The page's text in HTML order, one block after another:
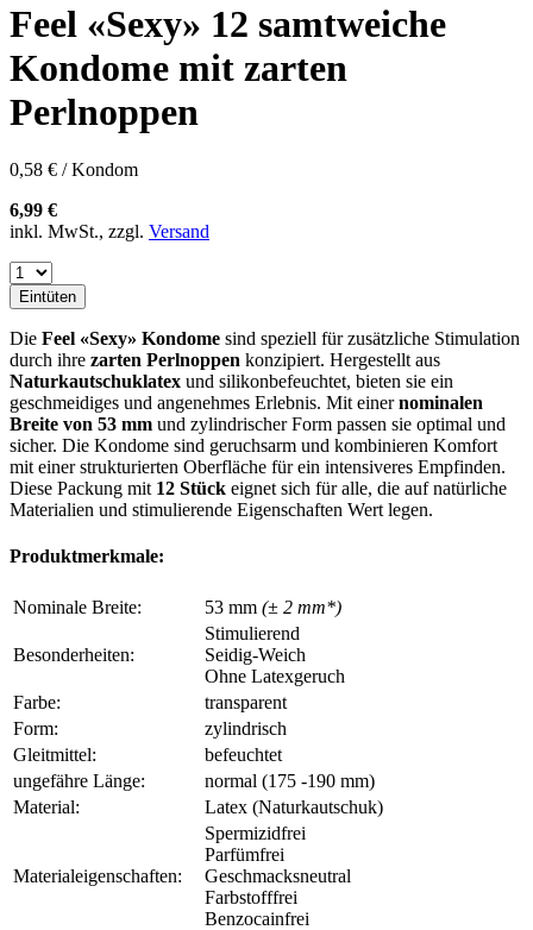
Feel «Sexy» 12 samtweiche
Kondome mit zarten
Perlnoppen
0,58 € / Kondom
6,99 €
inkl. MwSt., zzgl. Versand
Eintüten
Die Feel «Sexy» Kondome sind speziell für zusätzliche Stimulation
durch ihre zarten Perlnoppen konzipiert. Hergestellt aus
Naturkautschuklatex und silikonbefeuchtet, bieten sie ein
geschmeidiges und angenehmes Erlebnis. Mit einernominalen
Breite von 53 mm und zylindrischer Form passen sie optimal und
sicher. Die Kondome sind geruchsarm und kombinieren Komfort
mit einer strukturierten Oberfläche für ein intensiveres Empfinden.
Diese Packung mit 12 Stück eignet sich für alle, die auf natürliche
Materialien und stimulierende Eigenschaften Wert legen.
Produktmerkmale:
Nominale Breite: 53 mm (± 2 mm*)
Besonderheiten:
Stimulierend
Seidig-Weich
Ohne Latexgeruch
Farbe:
transparent
Form:
zylindrisch
Gleitmittel:
befeuchtet
ungefähre Länge:
normal (175 -190 mm)
Material:
Latex (Naturkautschuk)
Materialeigenschaften:
Spermizidfrei
Parfümfrei
Geschmacksneutral
Farbstofffrei
Benzocainfrei